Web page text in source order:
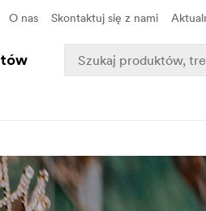
O nas Skontaktuj się z nami